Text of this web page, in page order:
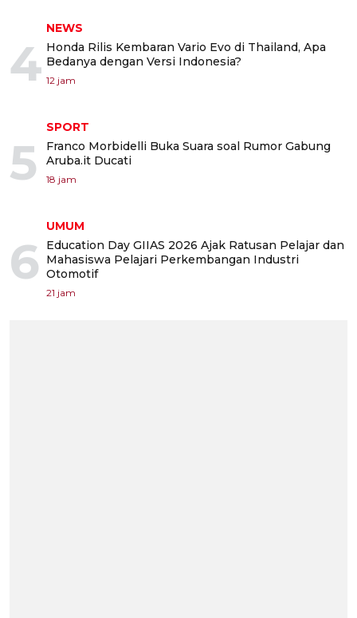
4
NEWS
Honda Rilis Kembaran Vario Evo di Thailand, Apa
Bedanya dengan Versi Indonesia?
12 jam
5
SPORT
Franco Morbidelli Buka Suara soal Rumor Gabung
Aruba.it Ducati
18 jam
6
UMUM
Education Day GIIAS 2026 Ajak Ratusan Pelajar dan
Mahasiswa Pelajari Perkembangan Industri
Otomotif
21 jam